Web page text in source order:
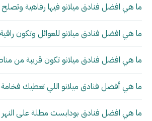
ما هي افضل فنادق ميلانو فيها رفاهية
ما هي افضل فنادق ميلانو للعوائل وتكون
ما هي افضل فنادق ميلانو تكون قريبة من
ما هي أفضل فنادق ميلانو اللي تعطيك
ما هي افضل فنادق بودابست مطلة على